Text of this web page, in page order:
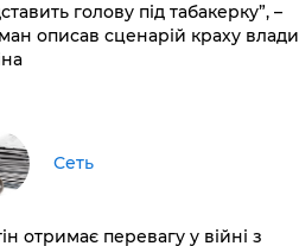
голову під табакерку”, –
описав сценарій краху влади
Сеть
отримає перевагу у війні з